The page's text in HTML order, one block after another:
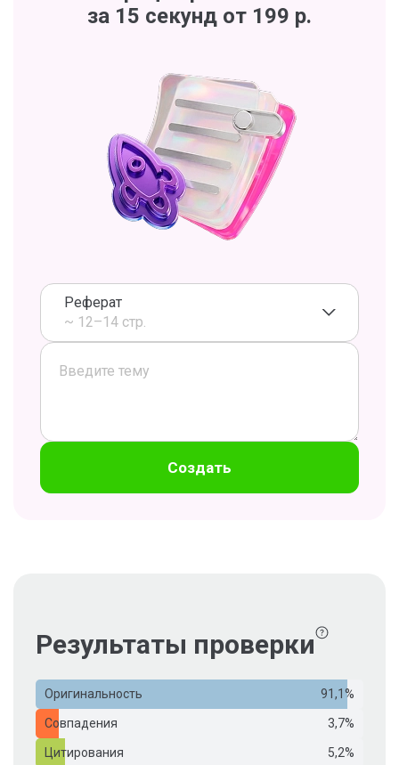
за 15 секунд от 199 р.
Реферат
~ 12–14 стр.
Создать
Результаты проверки
Оригинальность 91,1%
Совпадения 3,7%
Цитирования 5,2%